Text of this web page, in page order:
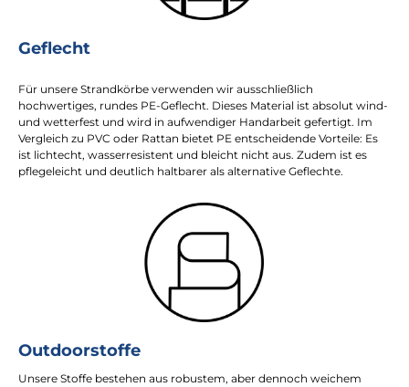
Geflecht
Für unsere Strandkörbe verwenden wir ausschließlich
hochwertiges, rundes PE-Geflecht. Dieses Material ist absolut wind-
und wetterfest und wird in aufwendiger Handarbeit gefertigt. Im
Vergleich zu PVC oder Rattan bietet PE entscheidende Vorteile: Es
ist lichtecht, wasserresistent und bleicht nicht aus. Zudem ist es
pflegeleicht und deutlich haltbarer als alternative Geflechte.
Outdoorstoffe
Unsere Stoffe bestehen aus robustem, aber dennoch weichem